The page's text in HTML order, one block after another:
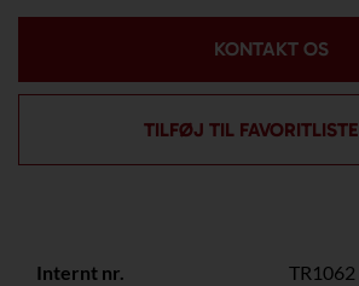
KONTAKT OS
TILFØJ TIL FAVORITLISTE
Internt nr. TR1062